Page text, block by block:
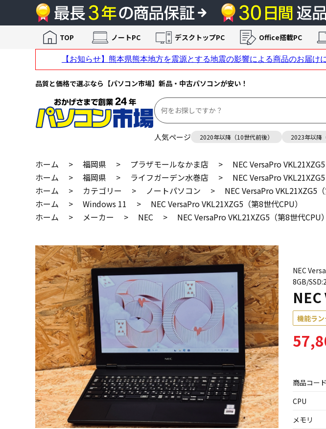
品質と価格で選ぶなら【パソコン市場】新品・中古パソコンが安い！
人気ページ 2020年以降（10世代前後） 2023年以降
TOP ノートPC デスクトップPC Office搭載PC
ホーム > 福岡県 > プラザモールなかま店 >
NEC VersaPro
ホーム
> 福岡県 > ライフガーデン水巻店 >
NEC VersaPro
ホーム
> カテゴリー > ノートパソコン >
NEC VersaPro VKL21XZG5（
ホーム
> Windows 11 >
NEC VersaPro VKL21XZG5（第8世代CPU）
ホーム
> メーカー > NEC > NEC VersaPro VKL21XZG5（第8世代CPU）
NEC
8GB/
機能ラ
商品コード
CPU
メモリ